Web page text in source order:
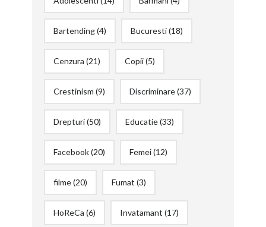
Bartending(4) Bucuresti(18)
Cenzura (21) Copii(5)
Crestinism (9) Discriminare(37)
Drepturi(50) Educatie(33)
Facebook(20) Femei(12)
filme(20) Fumat (3)
HoReCa (6) Invatamant (17)